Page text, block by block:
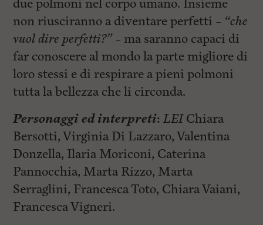
due polmoni nel corpo umano. Insieme
non riusciranno a diventare perfetti – “che
vuol dire perfetti?”– ma saranno capaci di
far conoscere al mondo la parte migliore di
loro stessi e di respirare a pieni polmoni
tutta la bellezza che li circonda.
Personaggi ed interpreti: LEIChiara
Bersotti, Virginia Di Lazzaro, Valentina
Donzella, Ilaria Moriconi, Caterina
Pannocchia, Marta Rizzo, Marta
Serraglini, Francesca Toto, Chiara Vaiani,
Francesca Vigneri.